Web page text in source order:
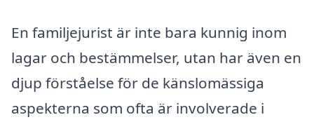
En familjejurist är inte bara kunnig inom
lagar och bestämmelser, utan har även en
djup förståelse för de känslomässiga
aspekterna som ofta är involverade i